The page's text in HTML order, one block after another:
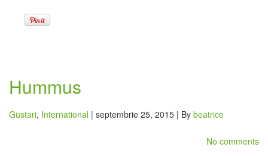
Hummus
Gustari, International | septembrie 25, 2015 | By beatrice
No comments